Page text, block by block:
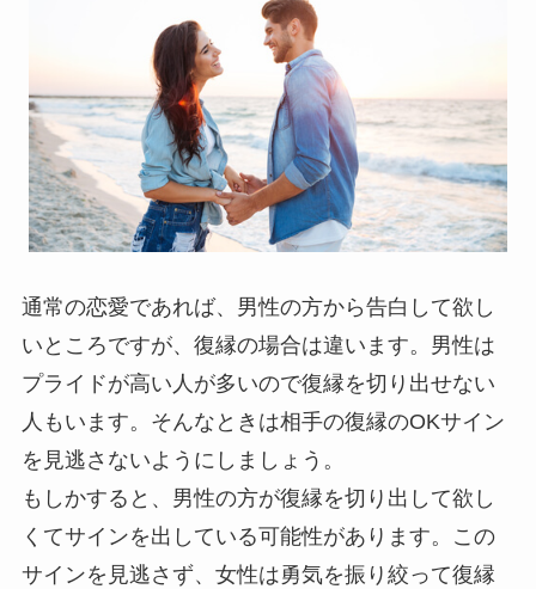
通常の恋愛であれば、男性の方から告白して欲し
いところですが、復縁の場合は違います。男性は
プライドが高い人が多いので復縁を切り出せない
人もいます。そんなときは相手の復縁のOKサイン
を見逃さないようにしましょう。
もしかすると、男性の方が復縁を切り出して欲し
くてサインを出している可能性があります。この
サインを見逃さず、女性は勇気を振り絞って復縁